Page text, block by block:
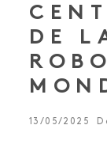
DE
13/05/2025